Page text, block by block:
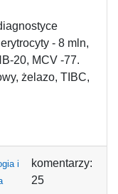
- 8 mln,
20, MCV -77.
żelazo, TIBC,
i
komentarzy:
25